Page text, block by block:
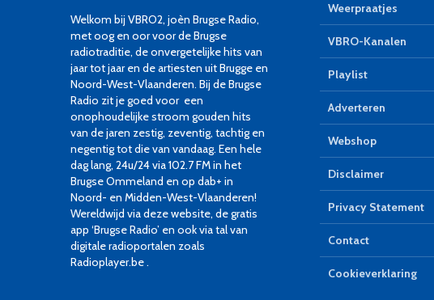
Welkom bij VBRO2, joèn Brugse Radio,
met oog en oor voor de Brugse
radiotraditie, de onvergetelijke hits van
jaar tot jaar en de artiesten uit Brugge en
Noord-West-Vlaanderen. Bij de Brugse
Radio zit je goed voor een
onophoudelijke stroom gouden hits
van de jaren zestig, zeventig, tachtig en
negentig tot die van vandaag. Een hele
dag lang, 24u/24 via 102.7 FM in het
Brugse Ommeland en op dab+ in
Noord- en Midden-West-Vlaanderen!
Wereldwijd via deze website, de gratis
app ‘Brugse Radio’ en ook via tal van
digitale radioportalen zoals
Radioplayer.be .
Weerpraatjes
VBRO-Kanalen
Playlist
Adverteren
Webshop
Disclaimer
Privacy Statement
Contact
Cookieverklaring